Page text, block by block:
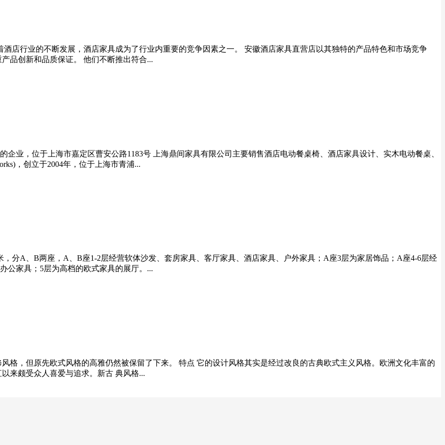
店行业的不断发展，酒店家具成为了行业内重要的竞争因素之一。 安徽酒店家具直营店以其独特的产品特色和市场竞争
品创新和品质保证。 他们不断推出符合...
业，位于上海市嘉定区曹安公路1183号 上海鼎间家具有限公司主要销售酒店电动餐桌椅、酒店家具设计、实木电动餐桌、
，创立于2004年，位于上海市青浦...
分A、B两座，A、B座1-2层经营软体沙发、套房家具、客厅家具、酒店家具、户外家具；A座3层为家居饰品；A座4-6层经
公家具；5层为高档的欧式家具的展厅。...
格，但原先欧式风格的高雅仍然被保留了下来。 特点 它的设计风格其实是经过改良的古典欧式主义风格。欧洲文化丰富的
来颇受众人喜爱与追求。新古 典风格...